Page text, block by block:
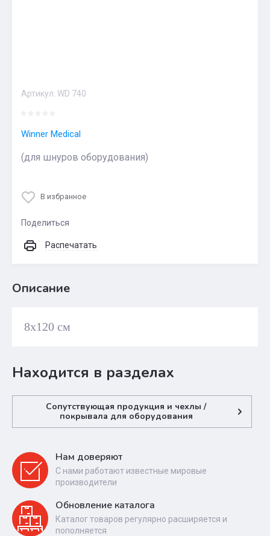
Артикул: WD 740
Winner Medical
(для шнуров оборудования)
В избранное
Поделиться
Распечатать
Описание
8х120 см
Находится в разделах
Сопутствующая продукция и чехлы /
покрывала для оборудования
Нам доверяют
С нами работают известные мировые
производители
Обновление каталога
Каталог товаров регулярно расширяется и
пополняется